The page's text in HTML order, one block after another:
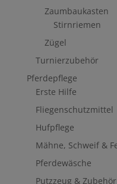
Zaumbaukasten
Stirnriemen
Zügel
Turnierzubehör
Pferdepflege
Erste Hilfe
Fliegenschutzmittel
Hufpflege
Mähne, Schweif &
Pferdewäsche
Putzzeug & Zubehör